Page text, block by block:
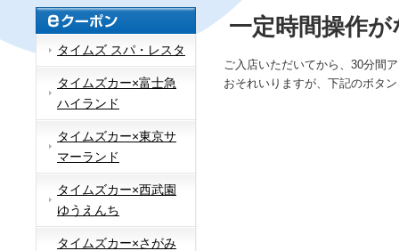
タイムズ スパ・レスタ
タイムズカー×富士急
ハイランド
タイムズカー×東京サ
マーランド
タイムズカー×西武園
ゆうえんち
タイムズカー×さがみ
一定時間操作
ご入店いただいてから、30分間
おそれいりますが、下記のボタ